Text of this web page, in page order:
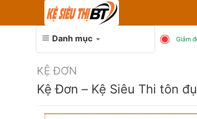
Danh mục Giảm
KỆ ĐƠN
Kệ Đơn – Kệ Siêu Thi tôn